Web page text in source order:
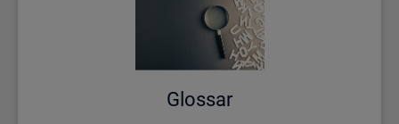
Glos­sar